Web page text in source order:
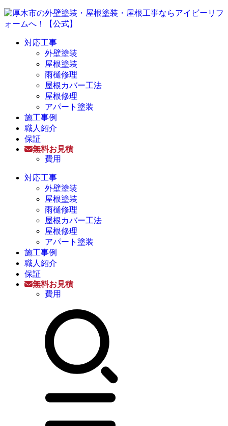
対応工事
外壁塗装
屋根塗装
雨樋修理
屋根カバー工法
屋根修理
アパート塗装
施工事例
職人紹介
保証
無料お見積
費用
対応工事
外壁塗装
屋根塗装
雨樋修理
屋根カバー工法
屋根修理
アパート塗装
施工事例
職人紹介
保証
無料お見積
費用